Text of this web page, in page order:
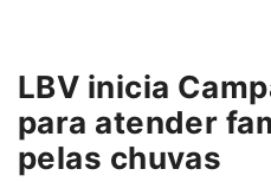
LBV inicia
para atender
pelas chuvas